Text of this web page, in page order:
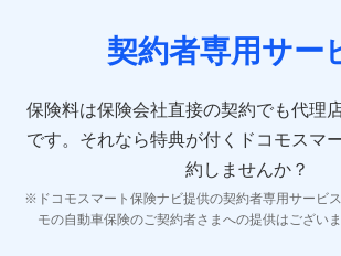
険契約に関する情報。例として、保険契
者の氏名、住所、生年月日、性別、保険
報、建物の構造や築年数などの情報、
齢などの情報などが含まれます。
【共同して利用する者の範囲】
当社
契約者専用サー
保険料は保険会社直接の契約でも代理
です。 それなら特典が付くドコモスマ
約しませんか？
ドコモスマート保険ナビ提供の契約者専用サービ
モの自動車保険のご契約者さまへの提供はございま